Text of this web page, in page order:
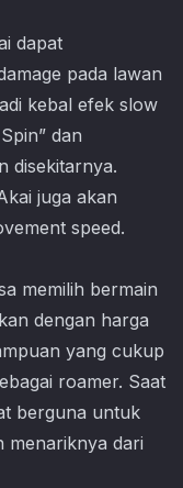
dapat
pada lawan
kebal efek slow
dan
disekitarnya.
juga akan
speed.
memilih bermain
dengan harga
yang cukup
roamer. Saat
berguna untuk
menariknya dari